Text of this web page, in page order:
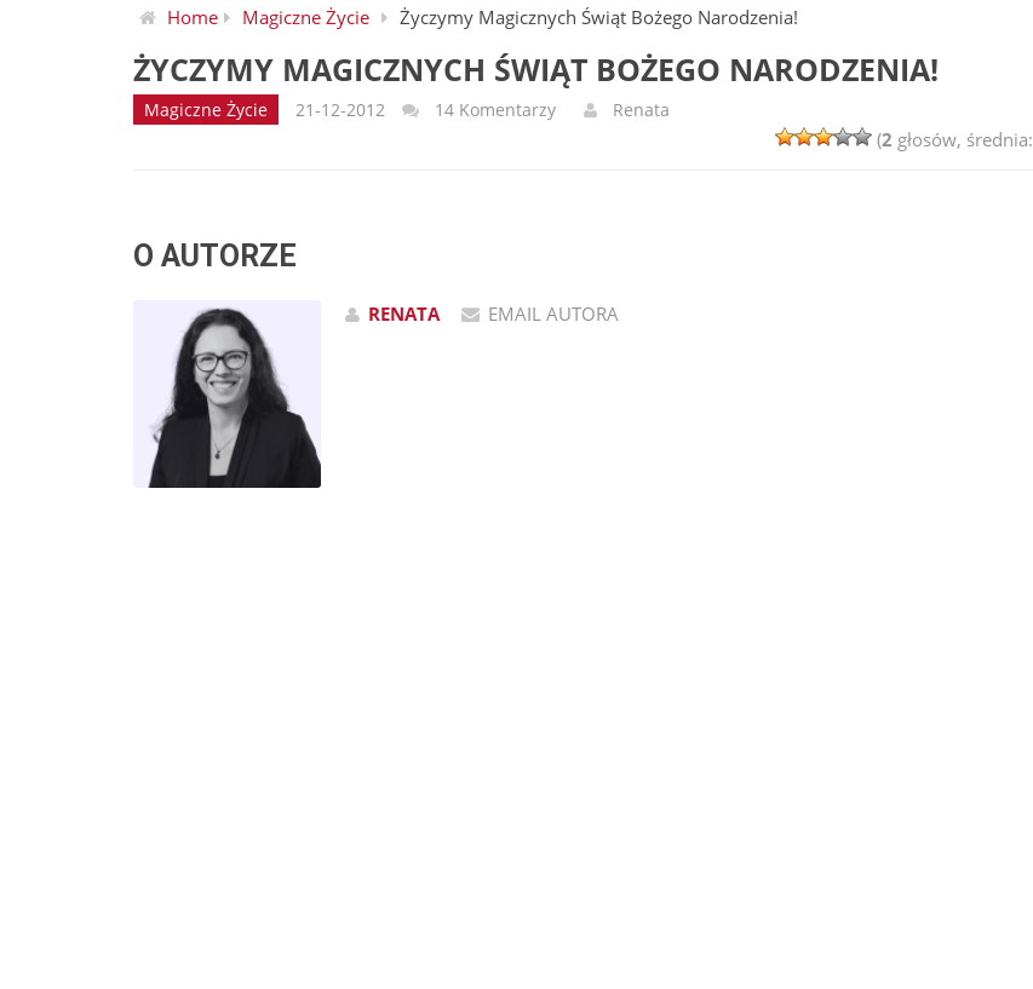
Home Magiczne Życie Życzymy Magicznych Świąt Bożego Narodzenia!
ŻYCZYMY MAGICZNYCH ŚWIĄT BOŻEGO NARODZENIA!
Magiczne Życie 21-12-2012 14 Komentarzy Renata
(2 głosów, średnia:
O AUTORZE
RENATA EMAIL AUTORA